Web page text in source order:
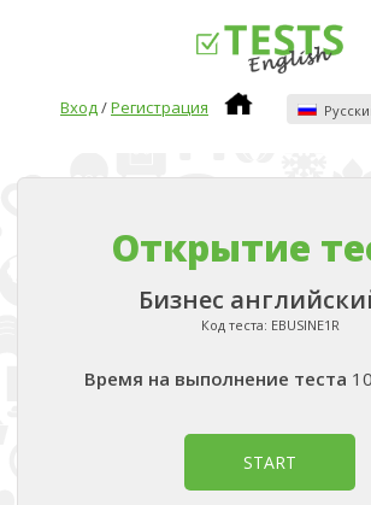
Вход/Регистрация
Открытие
Бизнес
Код теста: EBUSINE1R
Время на выполнение теста
START